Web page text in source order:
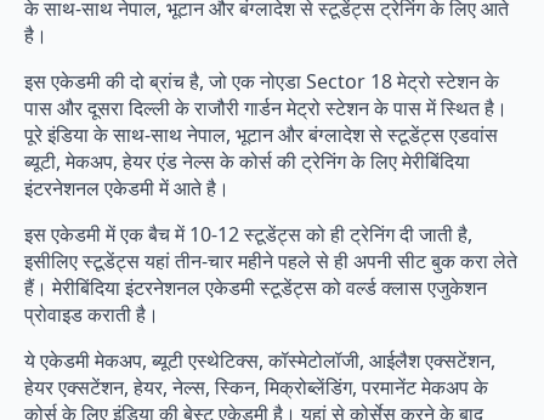
के साथ-साथ नेपाल, भूटान और बंग्लादेश से स्टूडेंट्स ट्रेनिंग के लिए आते
है।
इस एकेडमी की दो ब्रांच है, जो एक नोएडा Sector 18 मेट्रो स्टेशन के
पास और दूसरा दिल्ली के राजौरी गार्डन मेट्रो स्टेशन के पास में स्थित है।
पूरे इंडिया के साथ-साथ नेपाल, भूटान और बंग्लादेश से स्टूडेंट्स एडवांस
ब्यूटी, मेकअप, हेयर एंड नेल्स के कोर्स की ट्रेनिंग के लिए मेरीबिंदिया
इंटरनेशनल एकेडमी में आते है।
इस एकेडमी में एक बैच में 10-12 स्टूडेंट्स को ही ट्रेनिंग दी जाती है,
इसीलिए स्टूडेंट्स यहां तीन-चार महीने पहले से ही अपनी सीट बुक करा लेते
हैं। मेरीबिंदिया इंटरनेशनल एकेडमी स्टूडेंट्स को वर्ल्ड क्लास एजुकेशन
प्रोवाइड कराती है।
ये एकेडमी मेकअप, ब्यूटी एस्थेटिक्स, कॉस्मेटोलॉजी, आईलैश एक्सटेंशन,
हेयर एक्सटेंशन, हेयर, नेल्स, स्किन, मिक्रोब्लेंडिंग, परमानेंट मेकअप के
कोर्स के लिए इंडिया की बेस्ट एकेडमी है। यहां से कोर्सेस करने के बाद